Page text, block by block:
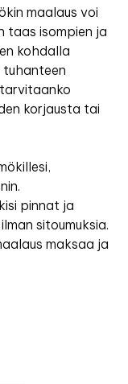
maalaus voi
taas isompien ja
kohdalla
tuhanteen
korjausta tai
pinnat ja
sitoumuksia.
maksaa ja